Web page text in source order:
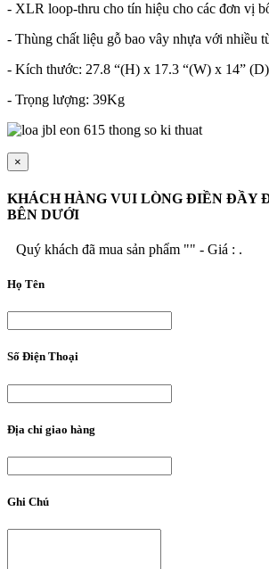
- XLR loop-thru cho tín hiệu cho các đơn vị
- Thùng chất liệu gỗ bao vây nhựa với nhiều
- Kích thước: 27.8 “(H) x 17.3 “(W) x 14” (D)
- Trọng lượng: 39Kg
×
KHÁCH HÀNG VUI LÒNG ĐIỀN ĐẦY
BÊN DƯỚI
Quý khách đã mua sản phẩm "" - Giá : .
Họ Tên
Số Điện Thoại
Địa chỉ giao hàng
Ghi Chú